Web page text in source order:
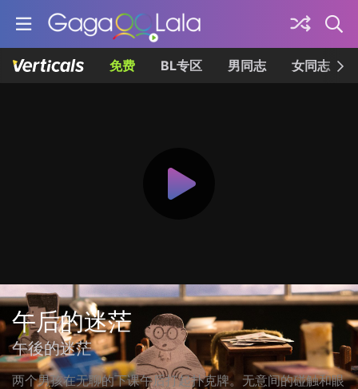
免费 BL专区 男同志 女同志
午后的迷茫
午後的迷茫
两个男孩在无聊的下课午后打起扑克牌。无意间的碰触和眼